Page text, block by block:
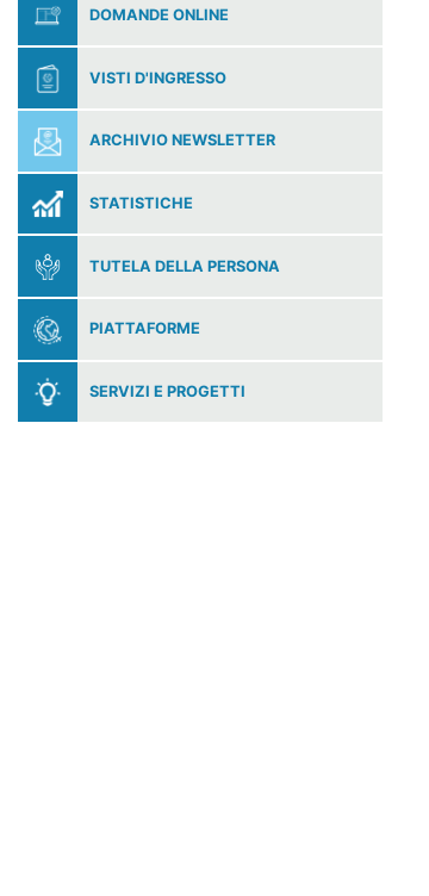
DOMANDE ONLINE
VISTI D'INGRESSO
ARCHIVIO NEWSLETTER
STATISTICHE
TUTELA DELLA PERSONA
PIATTAFORME
SERVIZI E PROGETTI